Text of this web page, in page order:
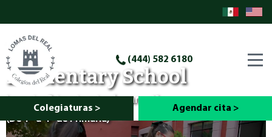
(444) 582 6180
Colegiaturas > Agendar cita >
Elementary School
La mejor Primaria privada para niñas
(De 1º a 4º de Primaria)